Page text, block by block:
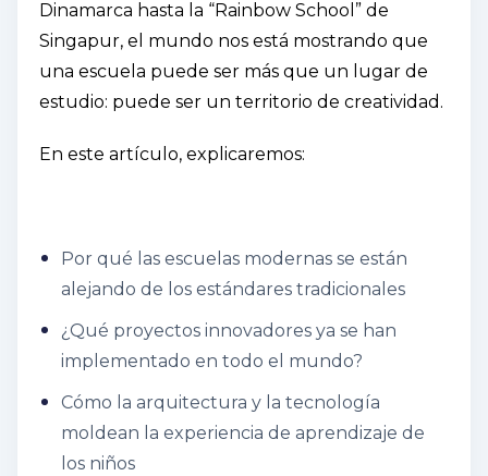
Dinamarca hasta la “Rainbow School” de
Singapur, el mundo nos está mostrando que
una escuela puede ser más que un lugar de
estudio: puede ser un territorio de creatividad.
En este artículo, explicaremos:
Por qué las escuelas modernas se están
alejando de los estándares tradicionales
¿Qué proyectos innovadores ya se han
implementado en todo el mundo?
Cómo la arquitectura y la tecnología
moldean la experiencia de aprendizaje de
los niños